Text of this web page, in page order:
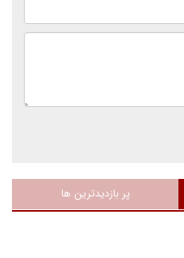
پر بازدیدترین ها